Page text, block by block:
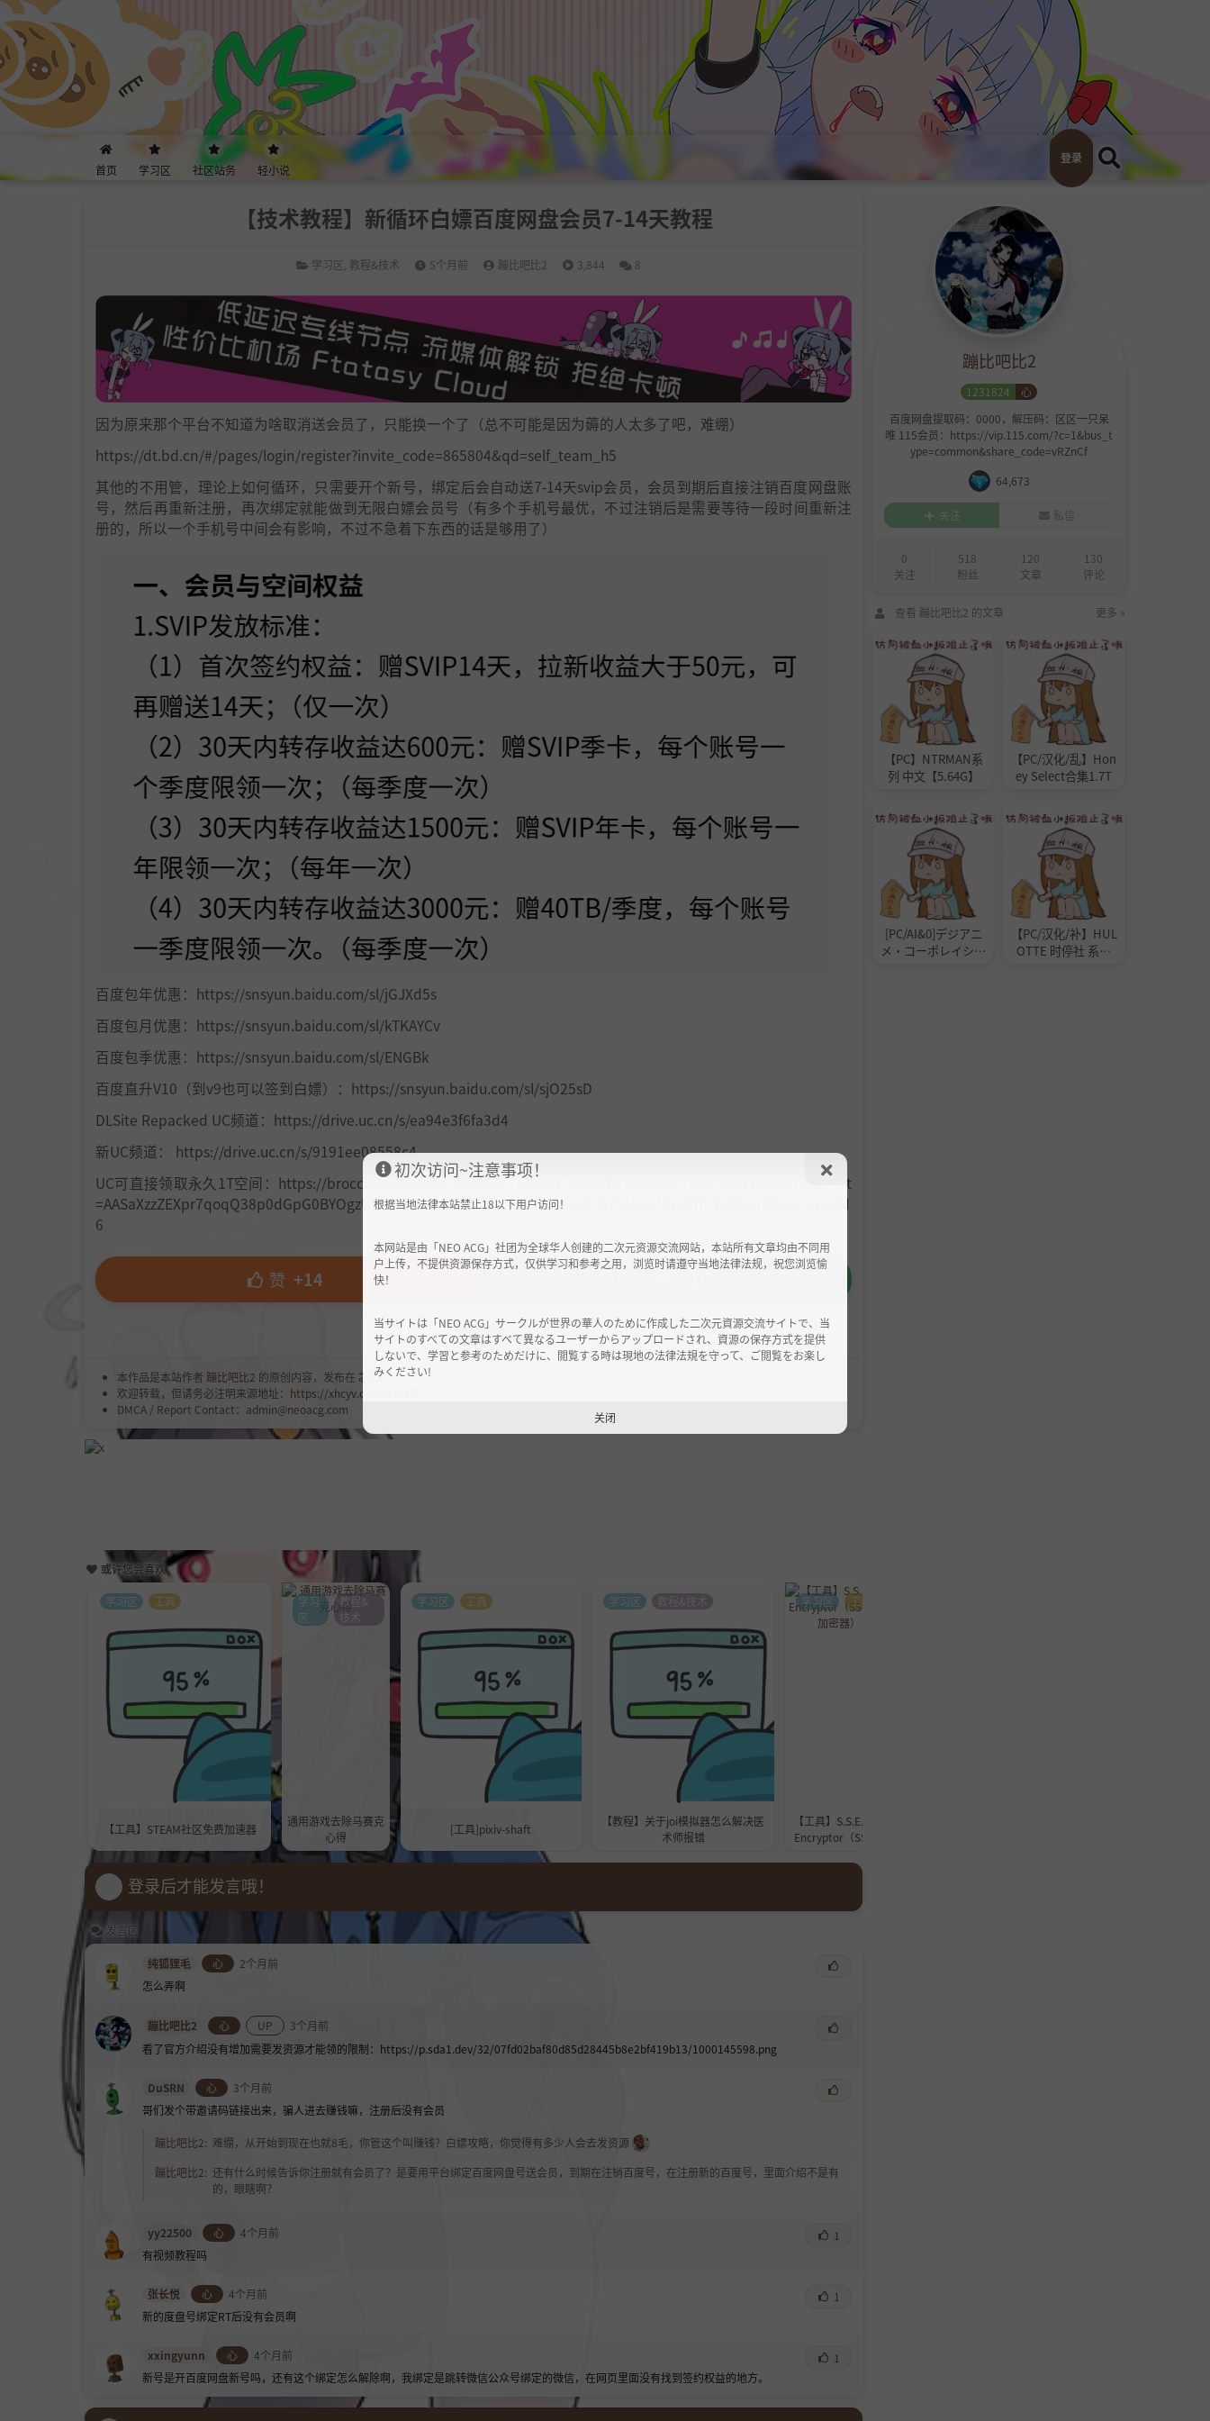
首页 学习区 社区站务 轻小说
登录
【技术教程】新循环白嫖百度网盘会员7-14天教程
学习区 教程&技术 5个月前 蹦比吧比2 3,844 8
因为原来那个平台不知道为啥取消送会员了，只能换一个了（总不可能是因为薅的人太多了吧，难绷）
https://dt.bd.cn/#/pages/login/register?invite_code=865804&qd=self_team_h5
其他的不用管，理论上如何循环，只需要开个新号，绑定后会自动送7-14天svip会员，会员到期后直接注销百度网盘账
号，然后再重新注册，再次绑定就能做到无限白嫖会员号（有多个手机号最优，不过注销后是需要等待一段时间重新注
册的，所以一个手机号中间会有影响，不过不急着下东西的话是够用了）
百度包年优惠：https://snsyun.baidu.com/sl/jGJXd5s
百度包月优惠：https://snsyun.baidu.com/sl/kTKAYCv
百度包季优惠：https://snsyun.baidu.com/sl/ENGBk
百度直升V10（到v9也可以签到白嫖）：https://snsyun.baidu.com/sl/sjO25sD
DLSite Repacked UC频道：https://drive.uc.cn/s/ea94e3f6fa3d4
新UC频道： https://drive.uc.cn/s/9191ee08558c4
UC可直接领取永久1T空间：https://broccoli.uc.cn/apps/uc2024_expert_benefits_activity/routes/receive-welfare?_t
=AASaXzzZEXpr7qoqQ38p0dGpG0BYOgzUjDN7WNoLEj7xzWZ%2BINx6nS3AF%2FzAKy7Svc8YiL4xNfqEjddvqAU1ACM
6
赞 +14
举报
本作品是本站作者 蹦比吧比2 的原创内容，发布在 芯幻。
欢迎转载，但请务必注明来源地址： https://xhcyv.com/410159
DMCA / Report Contact：admin@neoacg.com
或许您会喜欢
【工具】STEAM社区免费加速器
学习区 工具
通用游戏去除马赛克
心得
学习
区
教程&
技术
[工具]pixiv-shaft
学习区 工具
【教程】关于joi模拟器怎么解决医
术师报错
学习区 教程&技术
【工具】S.S.E. File
Encryptor（SSE文
学习区 工具
登录后才能发言哦！
发言区
纯狐狸毛 心
2个月前
怎么弄啊
蹦比吧比2 心 UP
3个月前
看了官方介绍没有增加需要发资源才能领的限制：https://p.sda1.dev/32/07fd02baf80d85d28445b8e2bf419b13/1000145598.png
DuSRN 心
3个月前
哥们发个带邀请码链接出来，骗人进去赚钱嘛，注册后没有会员
蹦比吧比2: 难绷，从开始到现在也就8毛，你管这个叫赚钱？白嫖攻略，你觉得有多少人会去发资源
蹦比吧比2: 还有什么时候告诉你注册就有会员了？是要用平台绑定百度网盘号送会员，到期在注销百度号，在注册新的百度号，里面介绍不是有
的，眼瞎啊？
yy22500 心 4个月前
1
有视频教程吗
张长悦 心 4个月前
1
新的度盘号绑定RT后没有会员啊
xxingyunn 心 4个月前
1
新号是开百度网盘新号吗，还有这个绑定怎么解除啊，我绑定是跳转微信公众号绑定的微信，在网页里面没有找到签约权益的地方。
蹦比吧比2
1231824
心
百度网盘提取码：0000，解压码：区区一只呆
唯 115会员：https://vip.115.com/?c=1&bus_t
ype=common&share_code=vRZnCf
64,673
关注 私信
0
关注
518
粉丝
120
文章
130
评论
查看 蹦比吧比2 的文章 更多 »
【PC】NTRMAN系
列 中文【5.64G】
【PC/汉化/乱】Hon
ey Select合集1.7T
[PC/AI&0]デジアニ
メ・コーポレイショ
【PC/汉化/补】HUL
OTTE 时停社 系列
初次访问~注意事项！
根据当地法律本站禁止18以下用户访问！
本网站是由「NEO ACG」社团为全球华人创建的二次元资源交流网站，本站所有文章均由不同用
户上传，不提供资源保存方式，仅供学习和参考之用，浏览时请遵守当地法律法规，祝您浏览愉
快！
当サイトは「NEO ACG」サークルが世界の華人のために作成した二次元資源交流サイトで、当
サイトのすべての文章はすべて異なるユーザーからアップロードされ、資源の保存方式を提供
しないで、学習と参考のためだけに、閲覧する時は現地の法律法規を守って、ご閲覧をお楽し
みください!
关闭